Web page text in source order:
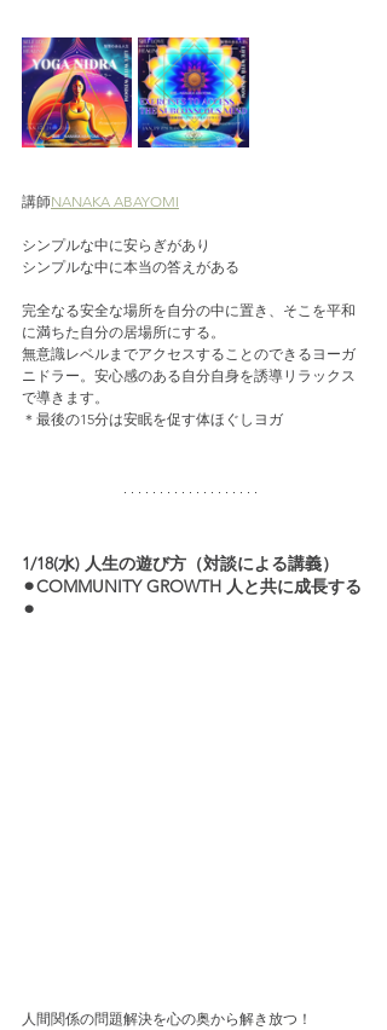
講師NANAKA ABAYOMI
シンプルな中に安らぎがあり
シンプルな中に本当の答えがある
完全なる安全な場所を自分の中に置き、そこを平和
に満ちた自分の居場所にする。
無意識レベルまでアクセスすることのできるヨーガ
ニドラー。安心感のある自分自身を誘導リラックス
で導きます。
＊最後の15分は安眠を促す体ほぐしヨガ
1/18(水) 人生の遊び方（対談による講義）
⚫︎COMMUNITY GROWTH 人と共に成長する
⚫︎
人間関係の問題解決を心の奥から解き放つ！